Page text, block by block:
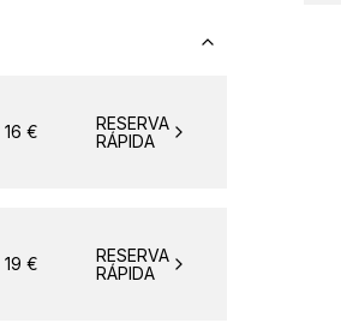
16 €
RESERVA
RÁPIDA
19 €
RESERVA
RÁPIDA